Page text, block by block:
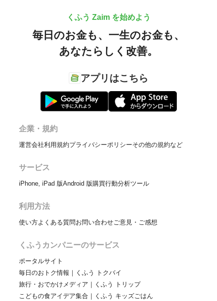
くふう Zaim を始めよう
毎日のお金も、 一生のお金も、
あなたらしく改善。
アプリはこちら
企業・規約
運営会社利用規約プライバシーポリシーその他の規約など
サービス
iPhone, iPad 版Android 版購買行動分析ツール
利用方法
使い方よくある質問お問い合わせご意見・ご感想
くふうカンパニーのサービス
ポータルサイト
毎日のおトク情報｜くふう トクバイ
旅行・おでかけメディア｜くふう トリップ
こどもの食アイデア集合｜くふう キッズごはん